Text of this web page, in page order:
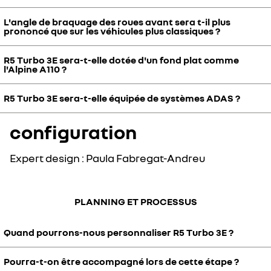
Le diamètre des disques de frein est de 380 mm à l'avant et 450
mm à l'arrière. Le diamètre important à l'arrière est dû à
l'architecture du moteur-roue et le fait d'avoir un disque
périphérique.
L'angle de braquage des roues avant sera t-il plus
prononcé que sur les véhicules plus classiques ?
R5 Turbo 3E n'aura pas un angle de braquage spécifique. En
revanche, la fonction drift assist associée à la puissance de la
voiture permettra de drifter sans problème.
R5 Turbo 3E sera-t-elle dotée d'un fond plat comme
l'Alpine A110 ?
Oui, c’est bien prévu.
R5 Turbo 3E sera-t-elle équipée de systèmes ADAS ?
R5 Turbo 3E bénéficiera d’un niveau de sécurité maximal avec
l’ensemble des aides à la conduite rendues obligatoires par la
réglementation. Pour maximiser les sensations de pilotage, ces
ADAS seront néanmoins désactivables sur circuit.
configuration
Expert design : Paula Fabregat-Andreu
PLANNING ET PROCESSUS
Quand pourrons-nous personnaliser R5 Turbo 3E ?
Les rendez-vous pour la personnalisation démarreront cet été.
Pourra-t-on être accompagné lors de cette étape ?